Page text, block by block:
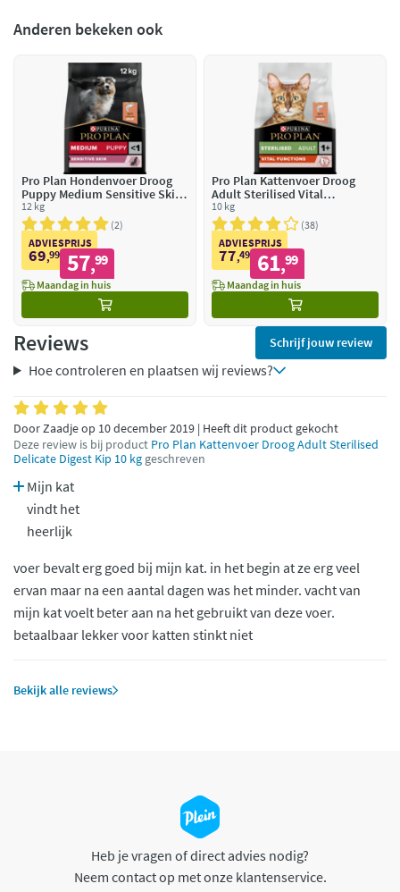
Anderen bekeken ook
Pro Plan Hondenvoer Droog
Puppy Medium Sensitive Skin
Zalm
12 kg
2
ADVIESPRIJS
69,99 57,99
Maandag in huis
Pro Plan Kattenvoer Droog
Adult Sterilised Vital
Functions Zalm
10 kg
38
ADVIESPRIJS
77,49 61,99
Maandag in huis
Reviews Schrijf jouw review
Hoe controleren en plaatsen wij reviews?
Door Zaadje op 10 december 2019 | Heeft dit product gekocht
Deze review is bij product Pro Plan Kattenvoer Droog Adult Sterilised
Delicate Digest Kip 10 kg geschreven
Mijn kat
vindt het
heerlijk
voer bevalt erg goed bij mijn kat. in het begin at ze erg veel
ervan maar na een aantal dagen was het minder. vacht van
mijn kat voelt beter aan na het gebruikt van deze voer.
betaalbaar lekker voor katten stinkt niet
Bekijk alle reviews
Heb je vragen of direct advies nodig?
Neem contact op met onze klantenservice.